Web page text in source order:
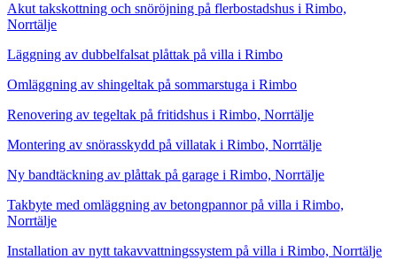
Akut takskottning och snöröjning på flerbostadshus i Rimbo,
Norrtälje
Läggning av dubbelfalsat plåttak på villa i Rimbo
Omläggning av shingeltak på sommarstuga i Rimbo
Renovering av tegeltak på fritidshus i Rimbo, Norrtälje
Montering av snörasskydd på villatak i Rimbo, Norrtälje
Ny bandtäckning av plåttak på garage i Rimbo, Norrtälje
Takbyte med omläggning av betongpannor på villa i Rimbo,
Norrtälje
Installation av nytt takavvattningssystem på villa i Rimbo, Norrtälje